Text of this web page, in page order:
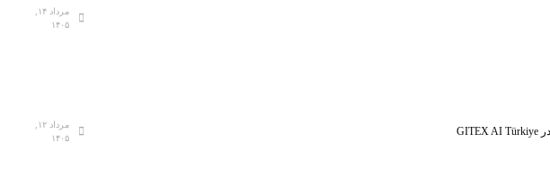
۱۴۰۵
۱۴۰۵